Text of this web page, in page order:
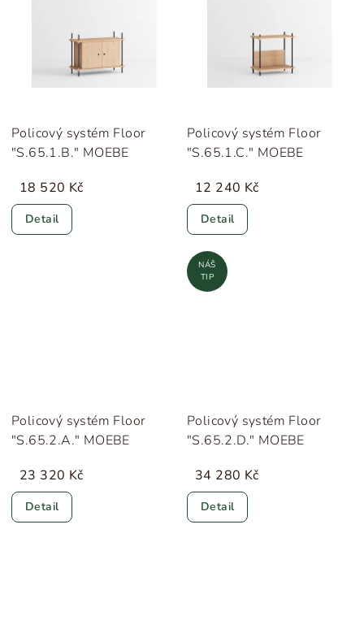
Policový systém Floor
"S.65.1.B." MOEBE
18 520 Kč
Detail
Policový systém Floor
"S.65.1.C." MOEBE
12 240 Kč
Detail
Policový systém Floor
"S.65.2.A." MOEBE
23 320 Kč
Detail
NÁŠ
TIP
Policový systém Floor
"S.65.2.D." MOEBE
34 280 Kč
Detail